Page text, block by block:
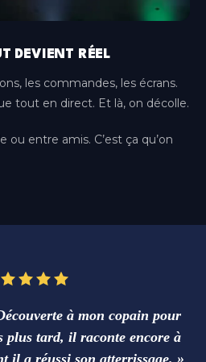
DEVIENT RÉEL
les commandes, les écrans.
tout en direct. Et là, on décolle.
ou entre amis. C’est ça qu’on
à mon copain pour
plus tard, il raconte encore à
il a réussi son atterrissage. »